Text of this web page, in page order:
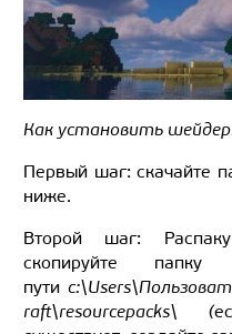
Как установить
Первый шаг: скачайте
ниже.
Второй шаг:
скопируйте папку
пути
raft\resourcepacks\ (